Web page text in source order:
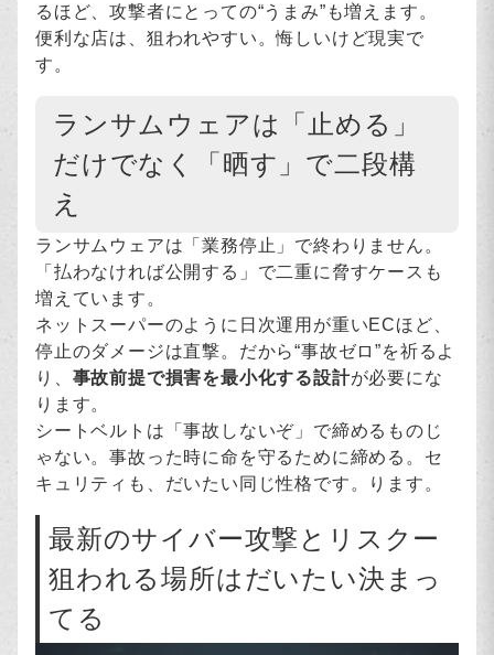
るほど、攻撃者にとっての“うまみ”も増えます。
便利な店は、狙われやすい。悔しいけど現実で
す。
ランサムウェアは「止める」
だけでなく「晒す」で二段構
え
ランサムウェアは「業務停止」で終わりません。
「払わなければ公開する」で二重に脅すケースも
増えています。
ネットスーパーのように日次運用が重いECほど、
停止のダメージは直撃。だから“事故ゼロ”を祈るよ
り、 事故前提で損害を最小化する設計が必要にな
ります。
シートベルトは「事故しないぞ」で締めるものじ
ゃない。事故った時に命を守るために締める。セ
キュリティも、だいたい同じ性格です。ります。
最新のサイバー攻撃とリスクー
狙われる場所はだいたい決まっ
てる